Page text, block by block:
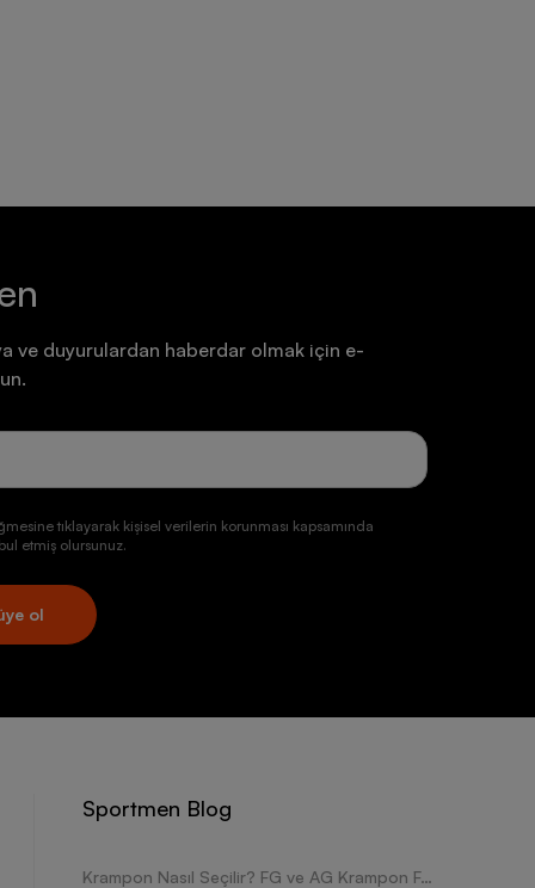
ve duyurulardan haberdar olmak için e-
tıklayarak kişisel verilerin korunması kapsamında
etmiş olursunuz.
ol
Sportmen Blog
Krampon Nasıl Seçilir? FG ve AG Krampon Farkları Nelerdir?